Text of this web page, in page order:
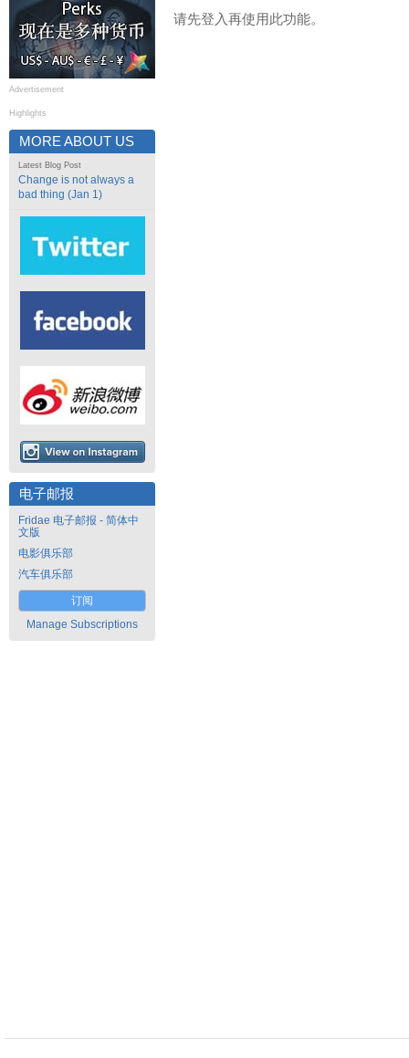
Advertisement
Highlights
MORE ABOUT US
Latest Blog Post
Change is not always a
bad thing (Jan 1)
电子邮报
Fridae 电子邮报 - 简体中
文版
电影俱乐部
汽车俱乐部
订阅
Manage Subscriptions
请先登入再使用此功能。